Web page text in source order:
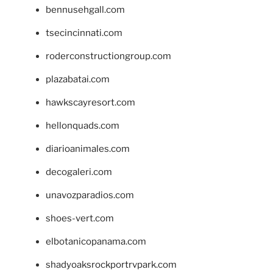
bennusehgall.com
tsecincinnati.com
roderconstructiongroup.com
plazabatai.com
hawkscayresort.com
hellonquads.com
diarioanimales.com
decogaleri.com
unavozparadios.com
shoes-vert.com
elbotanicopanama.com
shadyoaksrockportrvpark.com